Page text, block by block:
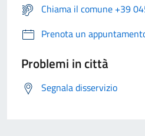
Chiama il comune +39
Prenota un
Problemi in città
Segnala disservizio